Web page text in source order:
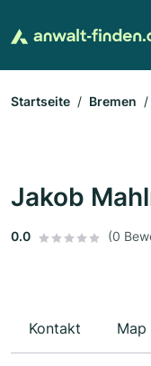
Startseite Bremen
Jakob
0.0 (0
Kontakt Map